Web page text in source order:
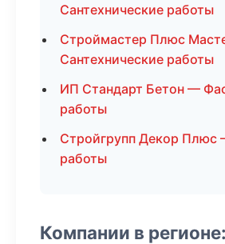
Сантехнические работы
Строймастер Плюс
Сантехнические работы
ИП Стандарт Бетон —
работы
Стройгрупп Декор
работы
Компании в